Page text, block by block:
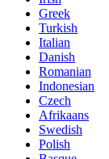
Greek
Turkish
Italian
Danish
Romanian
Indonesian
Czech
Afrikaans
Swedish
Polish